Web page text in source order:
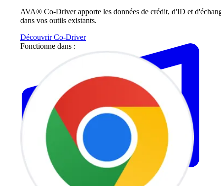
AVA® Co-Driver apporte les données de crédit, d'ID et
dans vos outils existants.
Découvrir Co-Driver
Fonctionne dans :